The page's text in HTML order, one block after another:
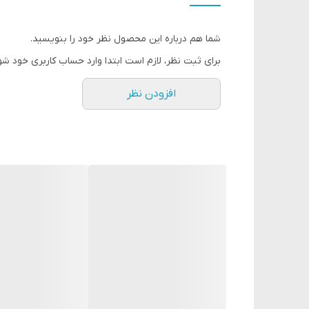
شما هم درباره این محصول نظر خود را بنویسید.
برای ثبت نظر، لازم است ابتدا وارد حساب کاربری خود
افزودن نظر